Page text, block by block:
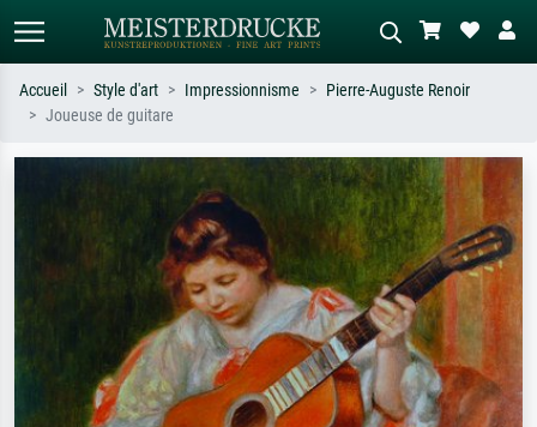
ex. Monet, Nuit étoilée,
impressionnisme, vague de Hokusai,
nu.
Décrivez la scène – ex. prairie verte,
abstrait avec beaucoup de rouge,
tableau sombre, nu debout près d'un
arbre.
Accueil Style d'art Impressionnisme
Pierre-Auguste Renoir
Joueuse de guitare